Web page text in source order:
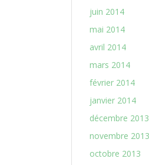
juin 2014
mai 2014
avril 2014
mars 2014
février 2014
janvier 2014
décembre 2013
novembre 2013
octobre 2013